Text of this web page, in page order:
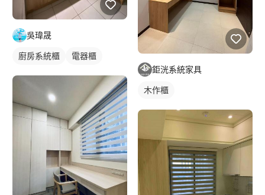
吳瑋晟
廚房系統櫃 電器櫃
鉅洸系統家具
木作櫃